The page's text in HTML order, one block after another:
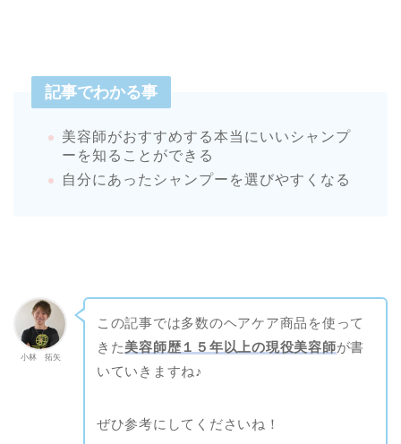
記事でわかる事
美容師がおすすめする本当にいいシャンプ
ーを知ることができる
自分にあったシャンプーを選びやすくなる
小林 拓矢
この記事では多数のヘアケア商品を使って
きた美容師歴１５年以上の現役美容師が書
いていきますね♪
ぜひ参考にしてくださいね！